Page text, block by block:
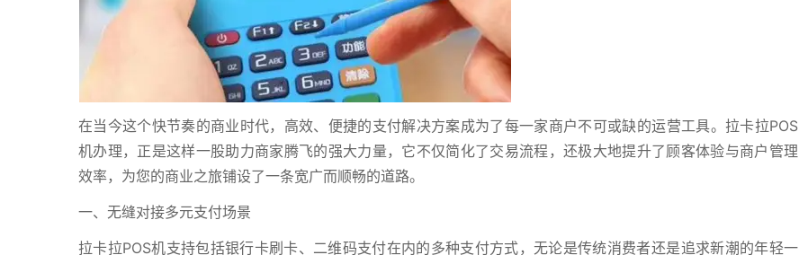
在当今这个快节奏的商业时代，高效、便捷的支付解决方案成为了每一家商户不可或缺的运营工具。拉卡拉POS
机办理，正是这样一股助力商家腾飞的强大力量，它不仅简化了交易流程，还极大地提升了顾客体验与商户管理
效率，为您的商业之旅铺设了一条宽广而顺畅的道路。
一、无缝对接多元支付场景
拉卡拉POS机支持包括银行卡刷卡、二维码支付在内的多种支付方式，无论是传统消费者还是追求新潮的年轻一